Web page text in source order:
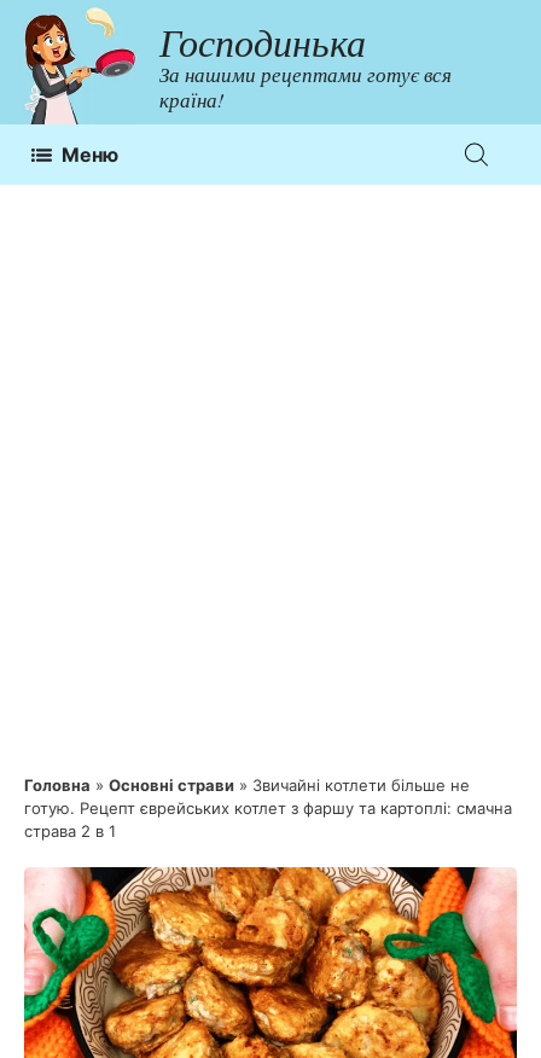
Перейти
до
контенту
Господинька
За нашими рецептами готує вся
країна!
Меню
Головна » Основні страви » Звичайні котлети більше не
готую. Рецепт єврейських котлет з фаршу та картоплі: смачна
страва 2 в 1